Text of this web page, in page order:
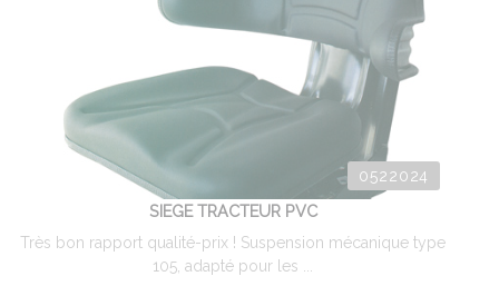
0522024
SIEGE TRACTEUR PVC
Très bon rapport qualité-prix ! Suspension mécanique type
105, adapté pour les ...